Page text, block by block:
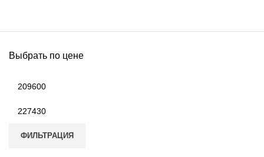
Выбрать по цене
ФИЛЬТРАЦИЯ